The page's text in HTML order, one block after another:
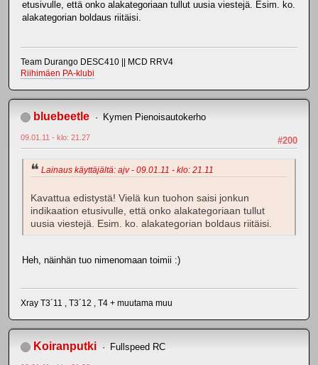
etusivulle, että onko alakategoriaan tullut uusia viestejä. Esim. ko.
alakategorian boldaus riitäisi.
Team Durango DESC410 || MCD RRV4
Riihimäen PA-klubi
bluebeetle Kymen Pienoisautokerho
#200
09.01.11 - klo: 21.27
Lainaus käyttäjältä: ajv - 09.01.11 - klo: 21.11
Kavattua edistystä! Vielä kun tuohon saisi jonkun
indikaation etusivulle, että onko alakategoriaan tullut
uusia viestejä. Esim. ko. alakategorian boldaus riitäisi.
Heh, näinhän tuo nimenomaan toimii :)
Xray T3´11 , T3´12 , T4 + muutama muu
Koiranputki Fullspeed RC